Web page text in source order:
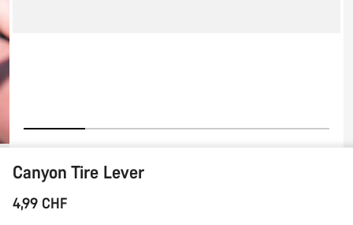
Canyon Tire Lever
4,99 CHF